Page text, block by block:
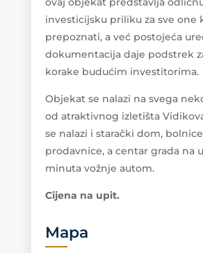
investicijsku priliku za sve one
prepoznati, a već postojeća
dokumentacija daje podstrek
korake budućim investitorima.
Objekat se nalazi na svega
od atraktivnog izletišta
se nalazi i starački dom,
prodavnice, a centar grada na
minuta vožnje autom.
Cijena na upit.
Mapa